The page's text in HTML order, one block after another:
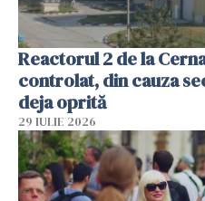
Reactorul 2 de la
controlat, din cauza
deja oprită
29 IULIE 2026